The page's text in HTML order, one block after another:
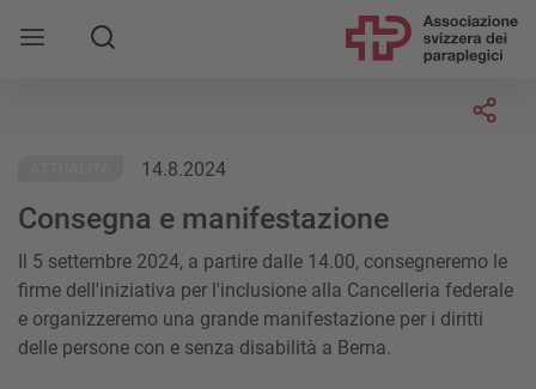
14.8.2024
Consegna e manifestazione
Il 5 settembre 2024, a partire dalle 14.00, consegneremo le
firme dell'iniziativa per l'inclusione alla Cancelleria federale
e organizzeremo una grande manifestazione per i diritti
delle persone con e senza disabilità a Berna.